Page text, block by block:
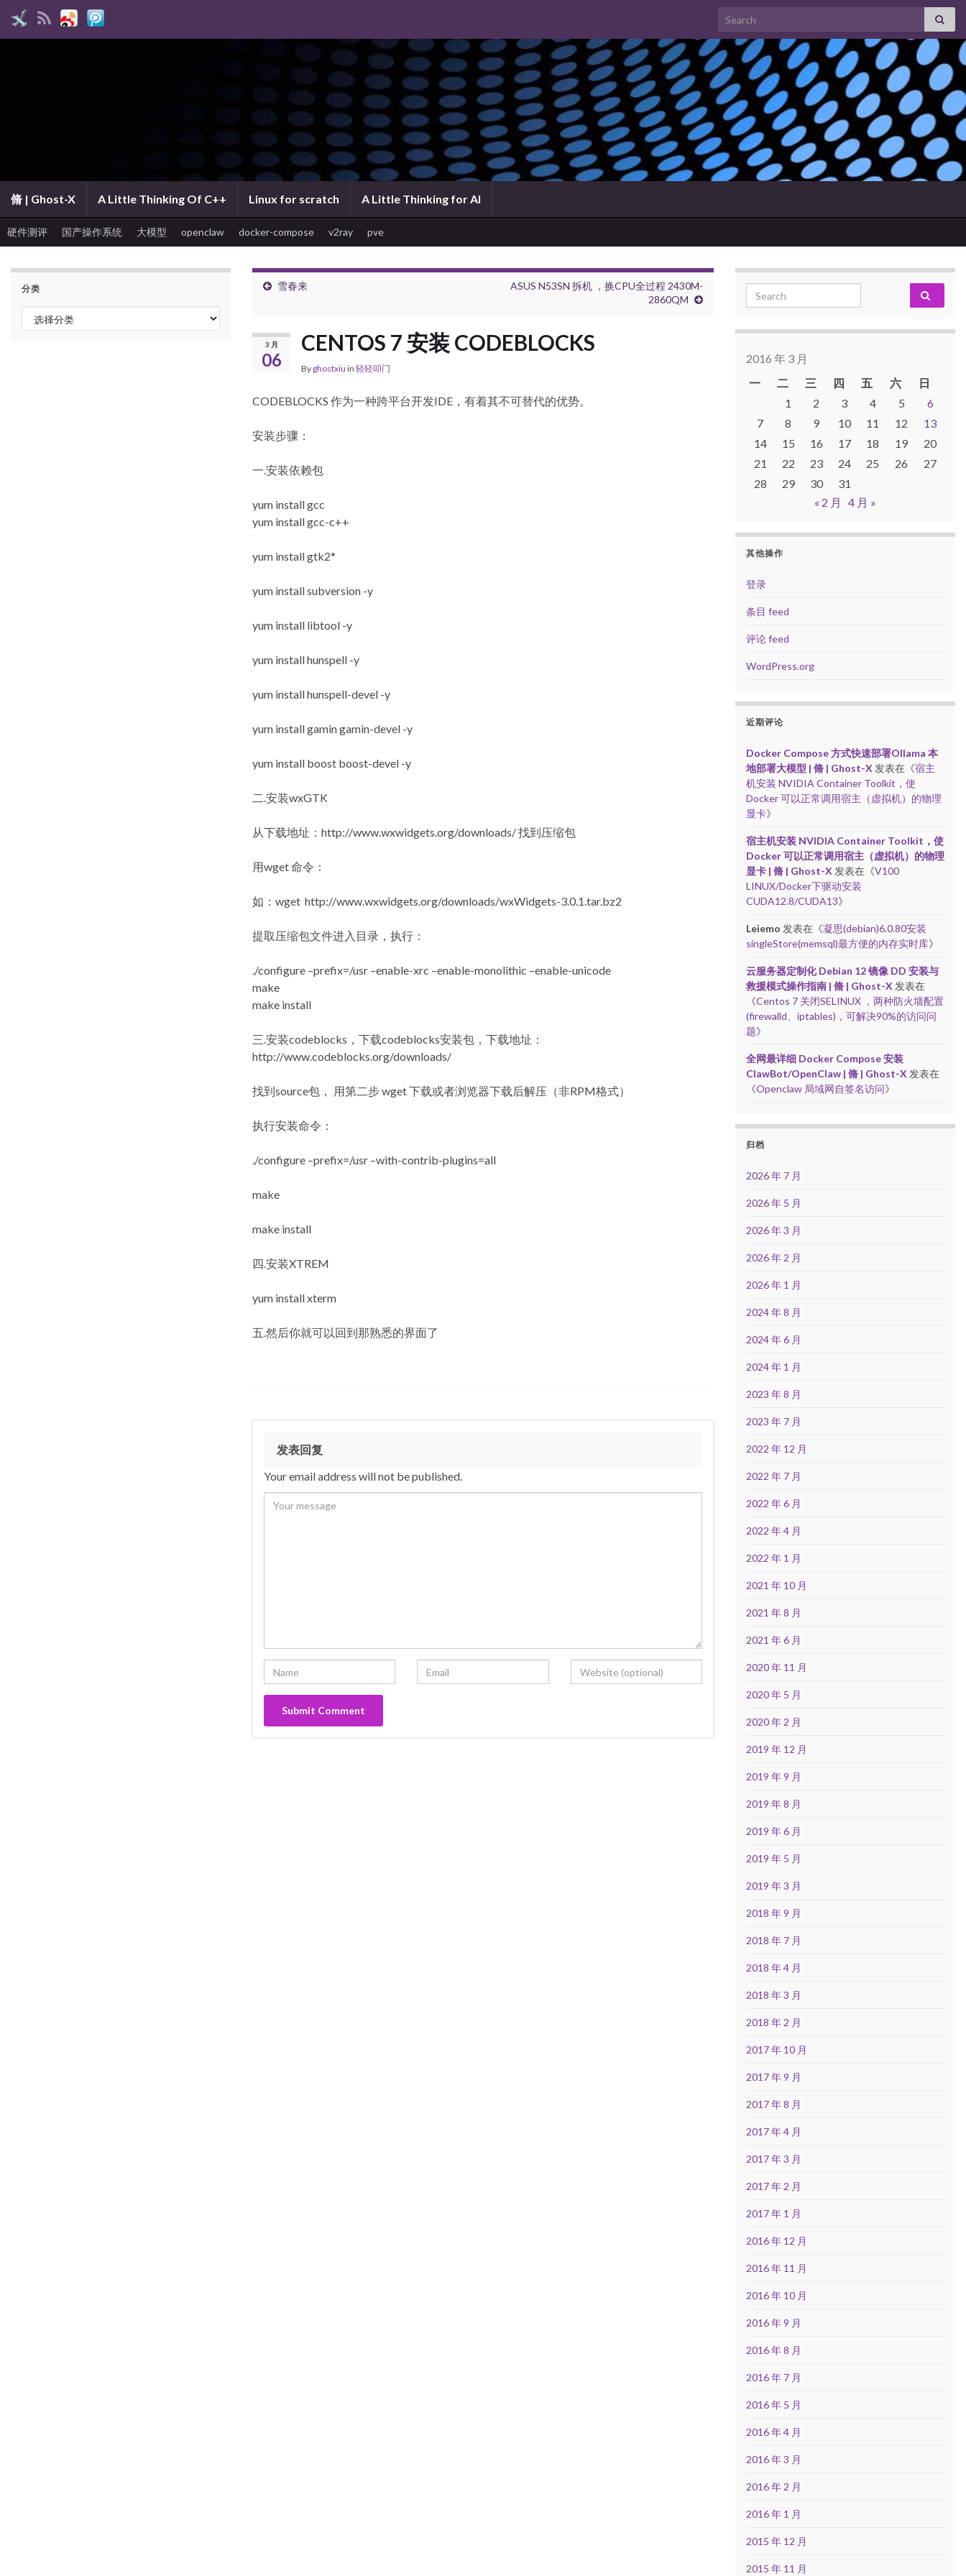
Search for:
脩 | Ghost-X A Little Thinking Of C++ Linux for scratch A Little Thinking for AI
硬件测评 国产操作系统 大模型 openclaw docker-compose v2ray pve
分类
分类
雪春来
ASUS N53SN 拆机 ，换CPU全过程 2430M-
2860QM
3 月
06
CENTOS 7 安装 CODEBLOCKS
By ghostxiu in 轻轻叩门
CODEBLOCKS 作为一种跨平台开发IDE，有着其不可替代的优势。
安装步骤：
一.安装依赖包
yum install gcc
yum install gcc-c++
yum install gtk2*
yum install subversion -y
yum install libtool -y
yum install hunspell -y
yum install hunspell-devel -y
yum install gamin gamin-devel -y
yum install boost boost-devel -y
二.安装wxGTK
从下载地址：http://www.wxwidgets.org/downloads/ 找到压缩包
用wget 命令：
如：wget http://www.wxwidgets.org/downloads/wxWidgets-3.0.1.tar.bz2
提取压缩包文件进入目录，执行：
./configure –prefix=/usr –enable-xrc –enable-monolithic –enable-unicode
make
make install
三.安装codeblocks，下载codeblocks安装包，下载地址：
http://www.codeblocks.org/downloads/
找到source包， 用第二步 wget 下载或者浏览器下载后解压（非RPM格式）
执行安装命令：
./configure –prefix=/usr –with-contrib-plugins=all
make
make install
四.安装XTREM
yum install xterm
五.然后你就可以回到那熟悉的界面了
发表回复
Your email address will not be published.
Search for:
2016 年 3 月
一
二 三 四 五 六
日
1
2 3 4 5
6
7
8 9 10 11 12
13
14
15 16 17 18 19
20
21
22 23 24 25 26
27
28
29 30
31
« 2 月
4 月 »
其他操作
登录
条目 feed
评论 feed
WordPress.org
近期评论
Docker Compose 方式快速部署Ollama 本
地部署大模型 | 脩 | Ghost-X 发表在《宿主
机安装 NVIDIA Container Toolkit，使
Docker 可以正常调用宿主（虚拟机）的物理
显卡》
宿主机安装 NVIDIA Container Toolkit，使
Docker 可以正常调用宿主（虚拟机）的物理
显卡 | 脩 | Ghost-X 发表在《V100
LINUX/Docker下驱动安装
CUDA12.8/CUDA13》
Leiemo 发表在《凝思(debian)6.0.80安装
singleStore(memsql)最方便的内存实时库》
云服务器定制化 Debian 12 镜像 DD 安装与
救援模式操作指南 | 脩 | Ghost-X 发表在
《Centos 7 关闭SELINUX ，两种防火墙配置
(firewalld、iptables)，可解决90%的访问问
题》
全网最详细 Docker Compose 安装
ClawBot/OpenClaw | 脩 | Ghost-X 发表在
《Openclaw 局域网自签名访问》
归档
2026 年 7 月
2026 年 5 月
2026 年 3 月
2026 年 2 月
2026 年 1 月
2024 年 8 月
2024 年 6 月
2024 年 1 月
2023 年 8 月
2023 年 7 月
2022 年 12 月
2022 年 7 月
2022 年 6 月
2022 年 4 月
2022 年 1 月
2021 年 10 月
2021 年 8 月
2021 年 6 月
2020 年 11 月
2020 年 5 月
2020 年 2 月
2019 年 12 月
2019 年 9 月
2019 年 8 月
2019 年 6 月
2019 年 5 月
2019 年 3 月
2018 年 9 月
2018 年 7 月
2018 年 4 月
2018 年 3 月
2018 年 2 月
2017 年 10 月
2017 年 9 月
2017 年 8 月
2017 年 4 月
2017 年 3 月
2017 年 2 月
2017 年 1 月
2016 年 12 月
2016 年 11 月
2016 年 10 月
2016 年 9 月
2016 年 8 月
2016 年 7 月
2016 年 5 月
2016 年 4 月
2016 年 3 月
2016 年 2 月
2016 年 1 月
2015 年 12 月
2015 年 11 月